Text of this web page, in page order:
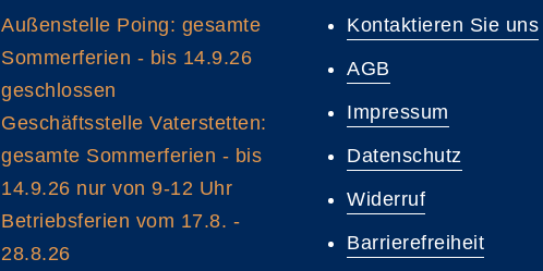
Außenstelle Poing: gesamte
Sommerferien - bis 14.9.26
geschlossen
Geschäftsstelle Vaterstetten:
gesamte Sommerferien - bis
14.9.26 nur von 9-12 Uhr
Betriebsferien vom 17.8. -
28.8.26
Kontaktieren Sie uns
AGB
Impressum
Datenschutz
Widerruf
Barrierefreiheit